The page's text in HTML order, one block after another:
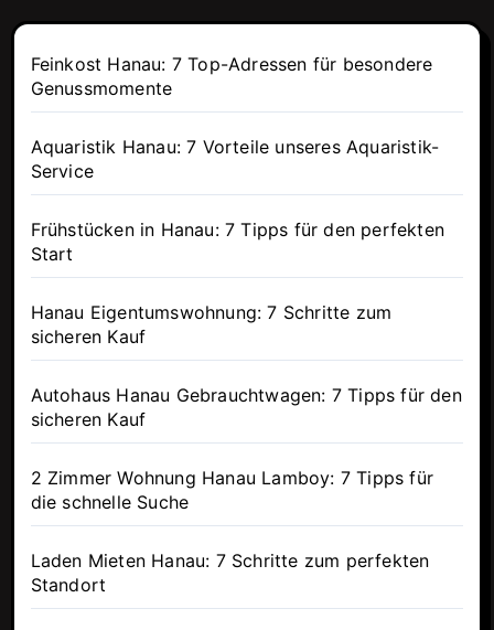
Feinkost Hanau: 7 Top-Adressen für besondere
Genussmomente
Aquaristik Hanau: 7 Vorteile unseres Aquaristik-
Service
Frühstücken in Hanau: 7 Tipps für den perfekten
Start
Hanau Eigentumswohnung: 7 Schritte zum
sicheren Kauf
Autohaus Hanau Gebrauchtwagen: 7 Tipps für den
sicheren Kauf
2 Zimmer Wohnung Hanau Lamboy: 7 Tipps für
die schnelle Suche
Laden Mieten Hanau: 7 Schritte zum perfekten
Standort